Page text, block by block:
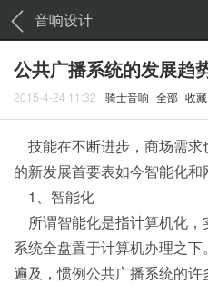
音响设计
公共广播系统的发展趋
2015-4-24 11:32 骑士音响 全部 收藏
技能在不断进步，商场需
的新发展首要表如今智能化和
1、智能化
所谓智能化是指计算机化，
系统全盘置于计算机办理之
遍及，惯例公共广播系统的